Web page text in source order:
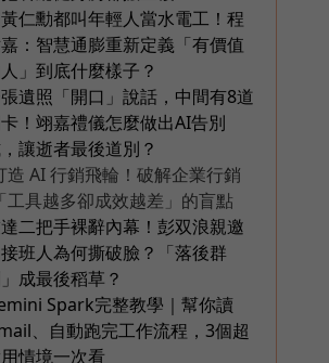
仁勳都叫年輕人當水電工！程
：智慧通膨重新定義「有價值
」到底什麼樣子？
遺照「開口」說話，中間有8道
！翊嘉禮儀怎麼做出AI告別
讓逝者最後道別？
造 AI 行銷飛輪！破解企業行銷
「工具越多卻成效越差」的盲點
二把手裸辭內幕！彭双浪親邀
班人為何撕破臉？「落後群
成最後稻草？
Spark完整教學｜幫你讀
、自動跑完工作流程，3個超
情境一次看